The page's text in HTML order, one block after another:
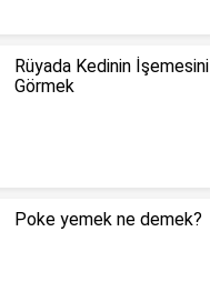
Rüyada Kedinin İşemesini
Görmek
Poke yemek ne demek?